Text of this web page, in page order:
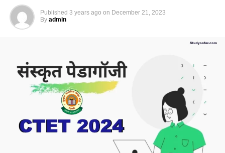
Published 3 years ago on December 21, 2023
By admin